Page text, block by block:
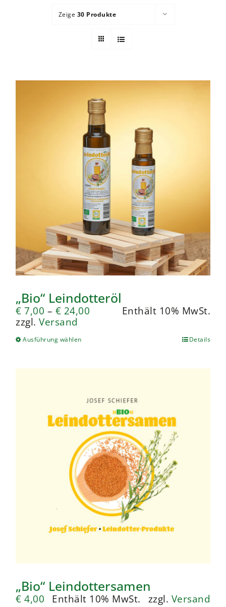
Zeige 30 Produkte
„Bio“ Leindotteröl
€ 7,00 – € 24,00
Enthält 10% MwSt.
zzgl. Versand
Ausführung wählen Details
„Bio“ Leindottersamen
€ 4,00 Enthält 10% MwSt. zzgl. Versand